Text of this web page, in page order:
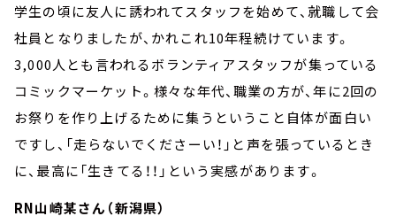
学生の頃に友人に誘われてスタッフを始めて、就職して会
社員となりましたが、かれこれ10年程続けています。
3,000人とも言われるボランティアスタッフが集っている
コミックマーケット。様々な年代、職業の方が、年に2回の
お祭りを作り上げるために集うということ自体が面白い
ですし、「走らないでくださーい！」と声を張っているとき
に、最高に「生きてる！！」という実感があります。
RN山崎某さん（新潟県）